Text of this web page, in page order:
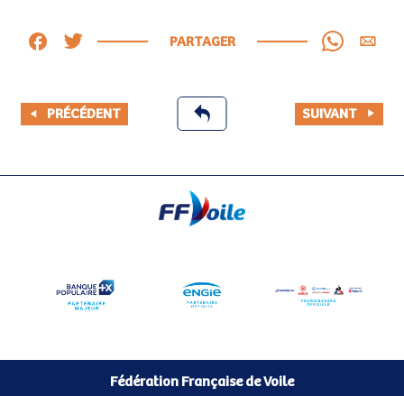
PARTAGER
PRÉCÉDENT SUIVANT
Fédération Française de Voile